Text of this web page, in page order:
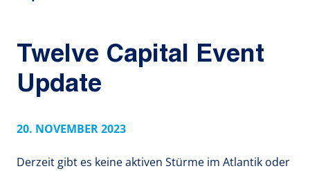
Twelve Capital Event
Update
20. NOVEMBER 2023
Derzeit gibt es keine aktiven Stürme im Atlantik oder